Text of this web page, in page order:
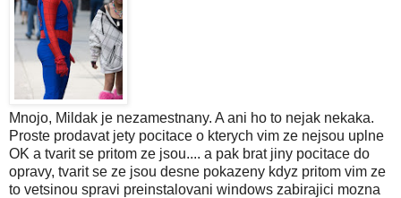
Mnojo, Mildak je nezamestnany. A ani ho to nejak nekaka.
Proste prodavat jety pocitace o kterych vim ze nejsou uplne
OK a tvarit se pritom ze jsou.... a pak brat jiny pocitace do
opravy, tvarit se ze jsou desne pokazeny kdyz pritom vim ze
to vetsinou spravi preinstalovani windows zabirajici mozna